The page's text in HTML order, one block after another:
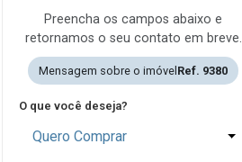
Preencha os campos abaixo e
retornamos o seu contato em breve.
Mensagem sobre o imóvel Ref. 9380
O que você deseja?
Quero Comprar